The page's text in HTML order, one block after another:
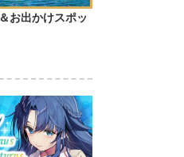
お出かけスポッ